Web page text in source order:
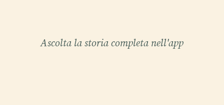
Ascolta la storia completa nell'app